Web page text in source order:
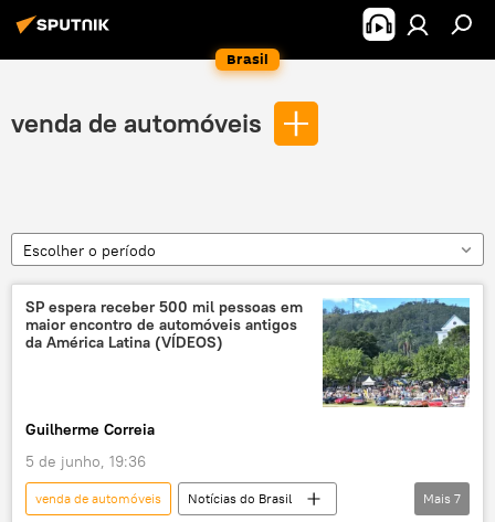
Brasil
venda de automóveis
Escolher o período
SP espera receber 500 mil pessoas em
maior encontro de automóveis antigos
da América Latina (VÍDEOS)
Guilherme Correia
5 de junho, 19:36
venda de automóveis
Notícias do Brasil
Mais 7